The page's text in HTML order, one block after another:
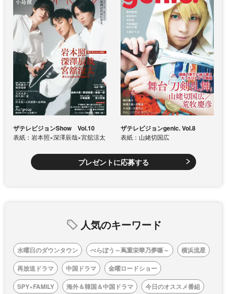
ザテレビジョンShow Vol.10
表紙：岩本照×深澤辰哉×宮舘涼太
ザテレビジョンgenic. Vol.8
表紙：山姥切国広
プレゼントに応募する
人気のキーワード
水曜日のダウンタウン べらぼう～蔦重栄華乃夢噺～
横浜流星
再放送ドラマ
中国ドラマ
金曜ロードショー
SPY×FAMILY
海外＆韓国＆中国ドラマ
今日のオススメ番組